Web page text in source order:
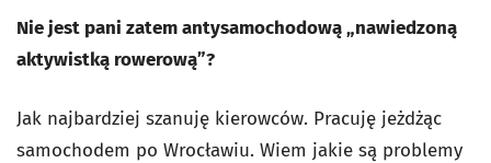
Nie jest pani zatem antysamochodową „nawiedzoną
aktywistką rowerową”?
Jak najbardziej szanuję kierowców. Pracuję jeżdżąc
samochodem po Wrocławiu. Wiem jakie są problemy